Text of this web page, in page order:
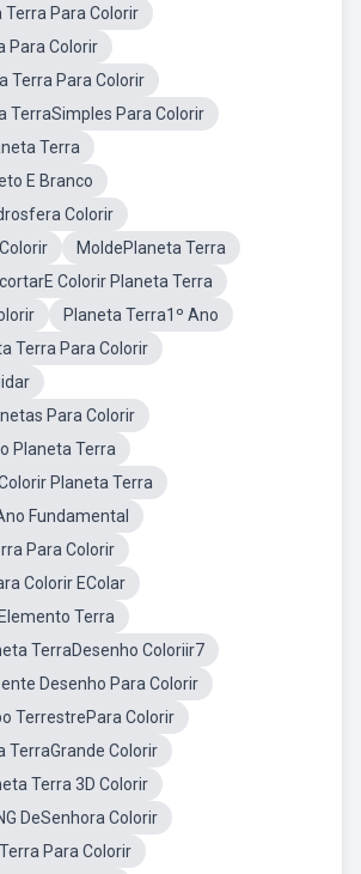
Terra Para Colorir
Para Colorir
Terra Para Colorir
TerraSimples Para Colorir
Terra
E Branco
Colorir
MoldePlaneta Terra
Colorir Planeta Terra
Planeta Terra1º Ano
Terra Para Colorir
Para Colorir
Planeta Terra
Planeta Terra
Fundamental
Para Colorir
Colorir EColar
Terra
TerraDesenho Coloriir7
Desenho Para Colorir
TerrestrePara Colorir
TerraGrande Colorir
Terra 3D Colorir
DeSenhora Colorir
Para Colorir